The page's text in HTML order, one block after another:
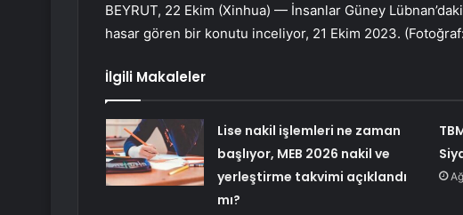
BEYRUT, 22 Ekim (Xinhua) — İnsanlar Güney
hasar gören bir konutu inceliyor, 21 Ekim 2023.
İlgili Makaleler
Lise nakil işlemleri ne zaman
başlıyor, MEB 2026 nakil ve
yerleştirme takvimi açıklandı
mı?